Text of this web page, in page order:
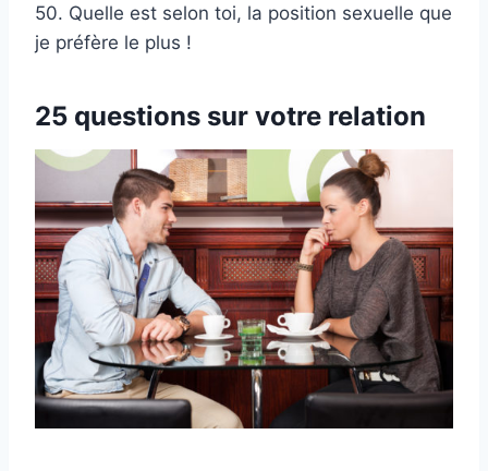
50. Quelle est selon toi, la position sexuelle que
je préfère le plus !
25 questions sur votre relation